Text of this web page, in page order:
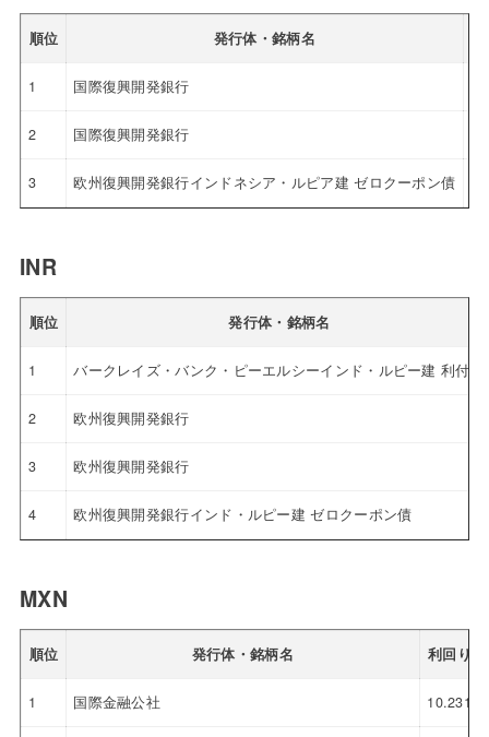
順位 発行体・銘柄名
1 国際復興開発銀行
2 国際復興開発銀行
3 欧州復興開発銀行インドネシア・ルピア建 ゼロクーポン債
INR
順位 発行体・銘柄名
1 バークレイズ・バンク・ピーエルシーインド・ルピー建 利付債
2 欧州復興開発銀行
3 欧州復興開発銀行
4 欧州復興開発銀行インド・ルピー建 ゼロクーポン債
MXN
順位 発行体・銘柄名 利回り
1 国際金融公社 10.231